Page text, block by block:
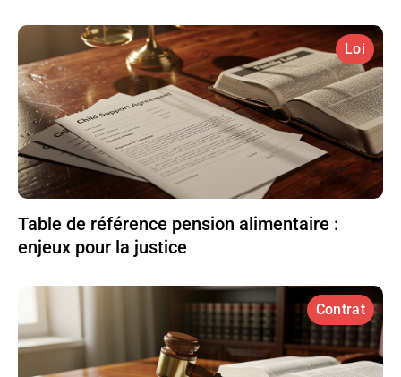
Loi
Table de référence pension alimentaire :
enjeux pour la justice
Contrat